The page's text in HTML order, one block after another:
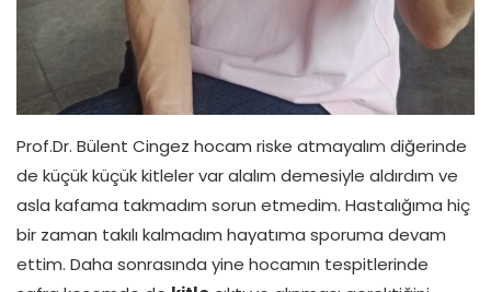
Prof.Dr. Bülent Cingez hocam riske atmayalım diğerinde
de küçük küçük kitleler var alalım demesiyle aldırdım ve
asla kafama takmadım sorun etmedim. Hastalığıma hiç
bir zaman takılı kalmadım hayatıma sporuma devam
ettim. Daha sonrasında yine hocamın tespitlerinde